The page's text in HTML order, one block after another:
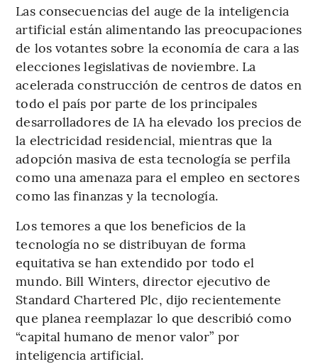
Las consecuencias del auge de la inteligencia
artificial están alimentando las preocupaciones
de los votantes sobre la economía de cara a las
elecciones legislativas de noviembre. La
acelerada construcción de centros de datos en
todo el país por parte de los principales
desarrolladores de IA ha elevado los precios de
la electricidad residencial, mientras que la
adopción masiva de esta tecnología se perfila
como una amenaza para el empleo en sectores
como las finanzas y la tecnología.
Los temores a que los beneficios de la
tecnología no se distribuyan de forma
equitativa se han extendido por todo el
mundo. Bill Winters, director ejecutivo de
Standard Chartered Plc, dijo recientemente
que planea reemplazar lo que describió como
“capital humano de menor valor” por
inteligencia artificial.